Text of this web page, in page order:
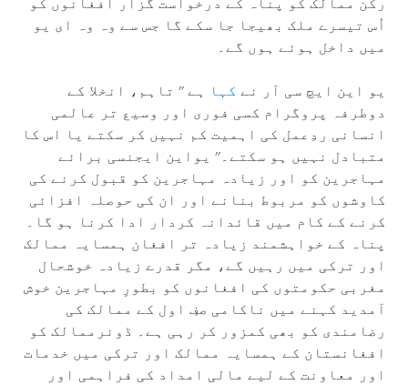
رکن ممالک کو پناہ کے درخواست گزار افغانوں کو
اُس تیسرے ملک بھیجا جا سکے گا جس سے وہ وہ ای یو
میں داخل ہوئے ہوں گے۔
یو این ایچ سی آر نے کہا
ہے '' تاہم، انخلا کے
دوطرفہ پروگرام کسی فوری اور وسیع تر عالمی
انسانی ردِعمل کی اہمیت کم نہیں کر سکتے یا اس کا
متبادل نہیں ہو سکتے۔'' یواین ایجنسی برائے
مہاجرین کو اور زیادہ مہاجرین کو قبول کرنے کی
کاوشوں کو مربوط بنانے اور ان کی حوصلہ افزائی
کرنے کے کام میں قائدانہ کردار ادا کرنا ہو گا۔
پناہ کے خواہشمند زيادہ تر افغان ہمسایہ ممالک
اور ترکی میں رہیں گے، مگر قدرے زیادہ خوشحال
مغربی حکومتوں کی افغانوں کو بطورِ مہاجرین خوش
آمدید کہنے میں ناکامی صفِ اول کے ممالک کی
رضامندی کو بھی کمزور کر رہی ہے۔ ڈونرممالک کو
افغانستان کے ہمسایہ ممالک اور ترکی میں خدمات
اور معاونت کے لیے مالی امداد کی فراہمی اور